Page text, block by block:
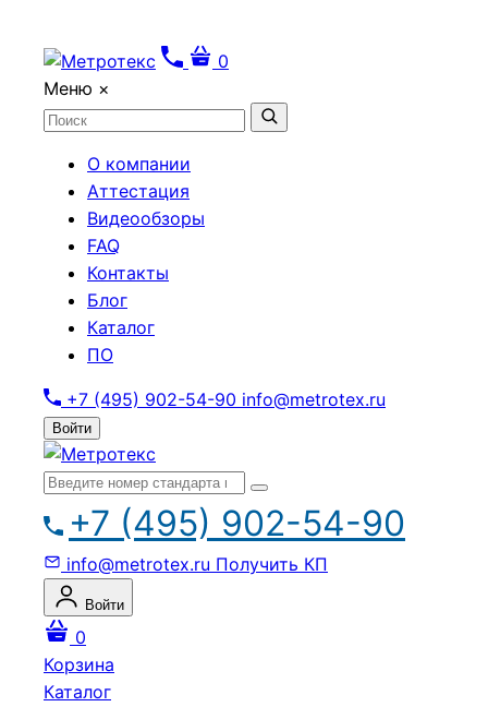
0
Меню ×
О компании
Аттестация
Видеообзоры
FAQ
Контакты
Блог
Каталог
ПО
+7 (495) 902-54-90 info@metrotex.ru
Войти
+7 (495) 902-54-90
info@metrotex.ru Получить КП
Войти
0
Корзина
Каталог